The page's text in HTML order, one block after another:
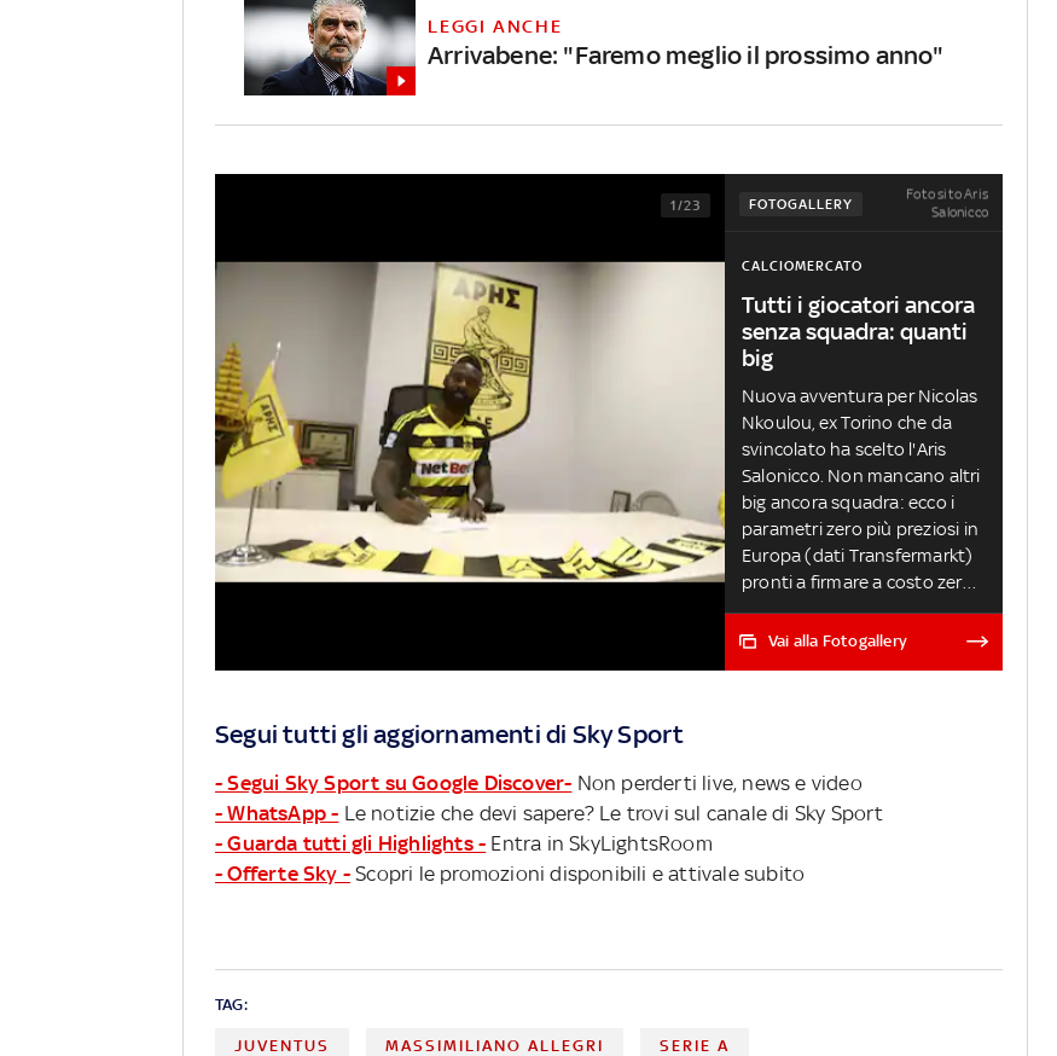
LEGGI ANCHE
Arrivabene: "Faremo meglio il prossimo anno"
FOTOGALLERY
Foto sito Aris
Salonicco
1/23
CALCIOMERCATO
Tutti i giocatori ancora
senza squadra: quanti
big
Nuova avventura per Nicolas
Nkoulou, ex Torino che da
svincolato ha scelto l'Aris
Salonicco. Non mancano altri
big ancora squadra: ecco i
parametri zero più preziosi in
Europa (dati Transfermarkt)
pronti a firmare a costo zero
per un altro club. Alcuni di
loro potrebbero essere
Vai alla Fotogallery
Segui tutti gli aggiornamenti di Sky Sport
- Segui Sky Sport su Google Discover- Non perderti live, news e video
- WhatsApp - Le notizie che devi sapere? Le trovi sul canale di Sky Sport
- Guarda tutti gli Highlights - Entra in SkyLightsRoom
- Offerte Sky - Scopri le promozioni disponibili e attivale subito
TAG:
JUVENTUS MASSIMILIANO ALLEGRI SERIE A